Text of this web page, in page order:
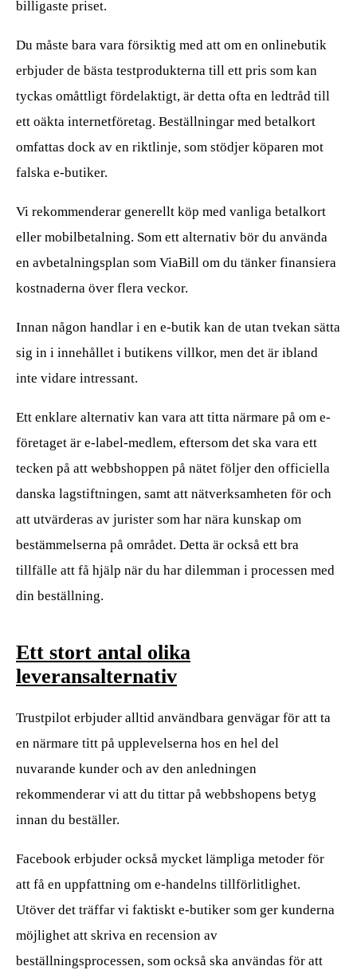
billigaste priset.
Du måste bara vara försiktig med att om en onlinebutik
erbjuder de bästa testprodukterna till ett pris som kan
tyckas omåttligt fördelaktigt, är detta ofta en ledtråd till
ett oäkta internetföretag. Beställningar med betalkort
omfattas dock av en riktlinje, som stödjer köparen mot
falska e-butiker.
Vi rekommenderar generellt köp med vanliga betalkort
eller mobilbetalning. Som ett alternativ bör du använda
en avbetalningsplan som ViaBill om du tänker finansiera
kostnaderna över flera veckor.
Innan någon handlar i en e-butik kan de utan tvekan sätta
sig in i innehållet i butikens villkor, men det är ibland
inte vidare intressant.
Ett enklare alternativ kan vara att titta närmare på om e-
företaget är e-label-medlem, eftersom det ska vara ett
tecken på att webbshoppen på nätet följer den officiella
danska lagstiftningen, samt att nätverksamheten för och
att utvärderas av jurister som har nära kunskap om
bestämmelserna på området. Detta är också ett bra
tillfälle att få hjälp när du har dilemman i processen med
din beställning.
Ett stort antal olika
leveransalternativ
Trustpilot erbjuder alltid användbara genvägar för att ta
en närmare titt på upplevelserna hos en hel del
nuvarande kunder och av den anledningen
rekommenderar vi att du tittar på webbshopens betyg
innan du beställer.
Facebook erbjuder också mycket lämpliga metoder för
att få en uppfattning om e-handelns tillförlitlighet.
Utöver det träffar vi faktiskt e-butiker som ger kunderna
möjlighet att skriva en recension av
beställningsprocessen, som också ska användas för att